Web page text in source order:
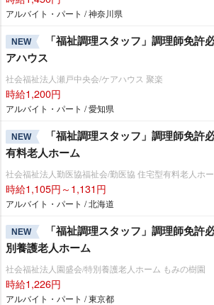
アルバイト・パート / 神奈川県
NEW
「福祉調理スタッフ」調理師免許
アハウス
社会福祉法人瀬戸中央会/ケアハウス 聚楽
時給1,200円
アルバイト・パート / 愛知県
NEW
「福祉調理スタッフ」調理師免許
有料老人ホーム
社会福祉法人勤医協福祉会/勤医協 住宅型有料老人ホ
時給1,105円～1,131円
アルバイト・パート / 北海道
NEW
「福祉調理スタッフ」調理師免許
別養護老人ホーム
社会福祉法人園盛会/特別養護老人ホーム もみの樹園
時給1,226円
アルバイト・パート / 東京都